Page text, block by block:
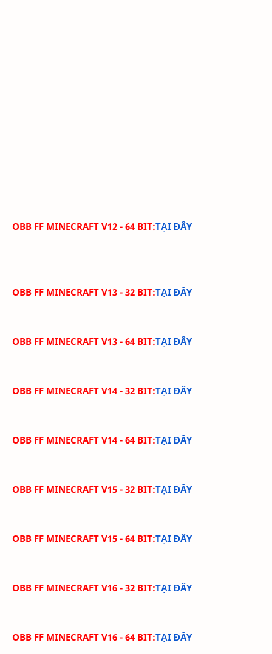
OBB FF MINECRAFT V12 - 64 BIT:TẠI ĐÂY
OBB FF MINECRAFT V13 - 32 BIT:TẠI ĐÂY
OBB FF MINECRAFT V13 - 64 BIT:TẠI ĐÂY
OBB FF MINECRAFT V14 - 32 BIT:TẠI ĐÂY
OBB FF MINECRAFT V14 - 64 BIT:TẠI ĐÂY
OBB FF MINECRAFT V15 - 32 BIT:TẠI ĐÂY
OBB FF MINECRAFT V15 - 64 BIT:TẠI ĐÂY
OBB FF MINECRAFT V16 - 32 BIT:TẠI ĐÂY
OBB FF MINECRAFT V16 - 64 BIT:TẠI ĐÂY